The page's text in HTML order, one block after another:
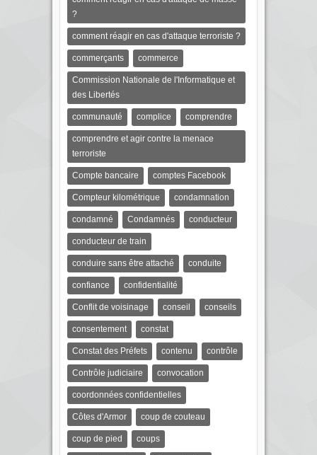
?
comment réagir en cas d'attaque terroriste ?
commerçants commerce
Commission Nationale de l'Informatique et
des Libertés
communauté complice comprendre
comprendre et agir contre la menace
terroriste
Compte bancaire comptes Facebook
Compteur kilométrique condamnation
condamné Condamnés conducteur
conducteur de train
conduire sans être attaché conduite
confiance confidentialité
Conflit de voisinage conseil conseils
consentement constat
Constat des Préfets contenu contrôle
Contrôle judiciaire convocation
coordonnées confidentielles
Côtes d'Armor coup de couteau
coup de pied coups